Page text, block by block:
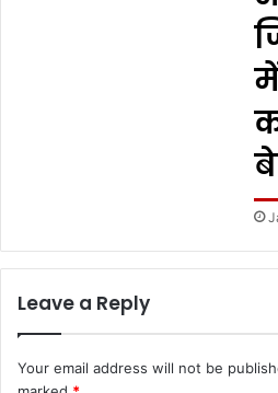
Leave a Reply
Your email address will not be